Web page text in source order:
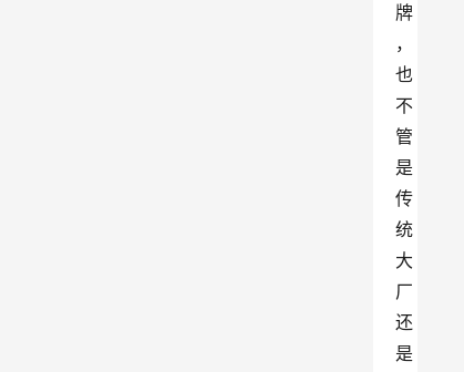
牌
，
也
不
管
是
传
统
大
厂
还
是